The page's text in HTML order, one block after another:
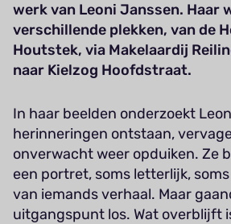
werk van Leoni Janssen. Haar
verschillende plekken, van de
Houtstek, via Makelaardij
naar Kielzog Hoofdstraat.
In haar beelden onderzoekt
herinneringen ontstaan,
onverwacht weer opduiken. Ze
een portret, soms letterlijk,
van iemands verhaal. Maar
uitgangspunt los. Wat overblijft